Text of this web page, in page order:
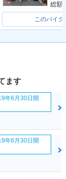
年 CrossCub
・カラーチェン
総額:
このバイク
ます
年6月30日開
年6月30日開